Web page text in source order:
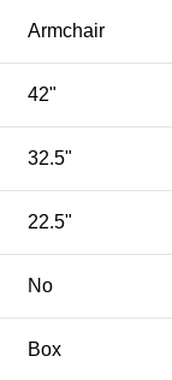
Armchair
42"
32.5"
22.5"
No
Box